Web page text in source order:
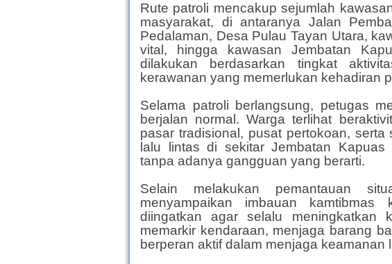
Rute patroli mencakup sejumlah
masyarakat, di antaranya Jalan
Pedalaman, Desa Pulau Tayan Utara,
vital, hingga kawasan Jembatan
dilakukan berdasarkan tingkat
kerawanan yang memerlukan kehadiran
Selama patroli berlangsung, petugas
berjalan normal. Warga terlihat
pasar tradisional, pusat pertokoan, serta
lalu lintas di sekitar Jembatan
tanpa adanya gangguan yang berarti.
Selain melakukan pemantauan
menyampaikan imbauan kamtibmas
diingatkan agar selalu meningkatkan
memarkir kendaraan, menjaga barang
berperan aktif dalam menjaga keamanan